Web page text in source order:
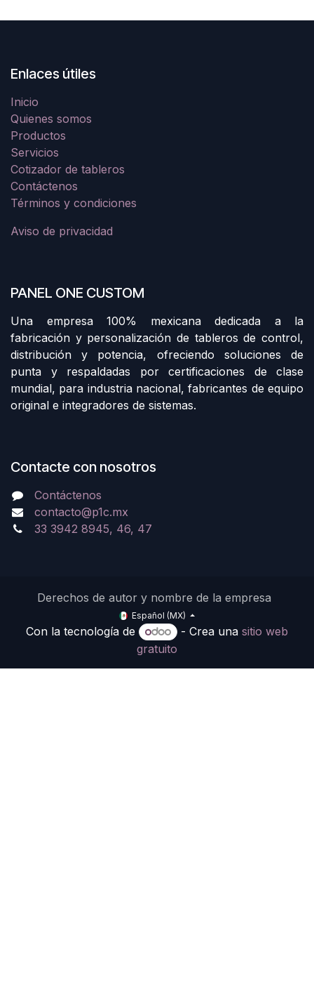
Enlaces útiles
Inicio
Quienes somos
Productos
Servicios
Cotizador de tableros
Contáctenos
Términos y condiciones
Aviso de privacidad
PANEL ONE CUSTOM
Una empresa 100% mexicana dedicada a la
fabricación y personalización de tableros de control,
distribución y potencia, ofreciendo soluciones de
punta y respaldadas por certificaciones de clase
mundial, para industria nacional, fabricantes de equipo
original e integradores de sistemas.
Contacte con nosotros
Contáctenos
contacto@p1c.mx
33 3942 8945, 46, 47
Derechos de autor y nombre de la empresa
Español (MX)
Con la tecnología de - Crea una sitio web
gratuito